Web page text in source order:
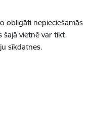
obligāti nepieciešamās
šajā vietnē var tikt
sīkdatnes.